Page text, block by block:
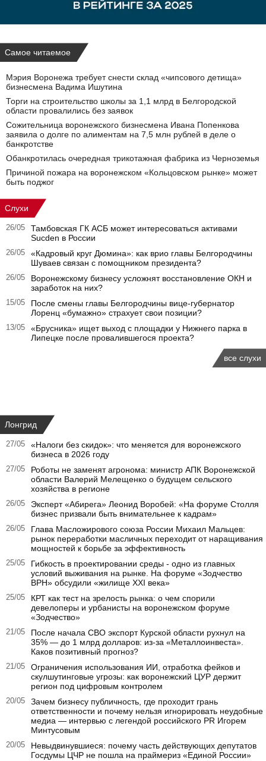
Самое читаемое
Мэрия Воронежа требует снести склад «чипсового детища»
бизнесмена Вадима Ишутина
Торги на строительство школы за 1,1 млрд в Белгородской
области провалились без заявок
Сожительница воронежского бизнесмена Ивана Попенкова
заявила о долге по алиментам на 7,5 млн рублей в деле о
банкротстве
Обанкротилась очередная трикотажная фабрика из Черноземья
Причиной пожара на воронежском «Кольцовском рынке» может
быть поджог
Слухи
26/05
Тамбовская ГК АСБ может интересоваться активами
Sucden в России
26/05
«Кадровый круг Дюмина»: как врио главы Белгородчины
Шуваев связан с помощником президента?
26/05
Воронежскому бизнесу усложнят восстановление ОКН и
заработок на них?
15/05
После смены главы Белгородчины вице-губернатор
Лоренц «бумажно» страхует свои позиции?
13/05
«Брусника» ищет выход с площадки у Нижнего парка в
Липецке после провалившегося проекта?
все слухи
Лонгрид
27/05
«Налоги без скидок»: что меняется для воронежского
бизнеса в 2026 году
27/05
Роботы не заменят агронома: министр АПК Воронежской
области Валерий Мелещенко о будущем сельского
хозяйства в регионе
26/05
Эксперт «Абирега» Леонид Воробей: «На форуме Столля
бизнес призвали быть внимательнее к кадрам»
26/05
Глава Масложирового союза России Михаил Мальцев:
рынок переработки масличных переходит от наращивания
мощностей к борьбе за эффективность
25/05
Гибкость в проектировании среды - одно из главных
условий выживания на рынке. На форуме «Зодчество
ВРН» обсудили «жилище XXI века»
25/05
КРТ как тест на зрелость рынка: о чем спорили
девелоперы и урбанисты на воронежском форуме
«Зодчество»
21/05
После начала СВО экспорт Курской области рухнул на
35% — до 1 млрд долларов: из-за «Металлоинвеста».
Каков позитивный прогноз?
21/05
Ограничения использования ИИ, отработка фейков и
скулшутинговые угрозы: как воронежский ЦУР держит
регион под цифровым контролем
20/05
Зачем бизнесу публичность, где проходит грань
ответственности и почему нельзя игнорировать неудобные
медиа — интервью с легендой российского PR Игорем
Минтусовым
20/05
Невыдвинувшиеся: почему часть действующих депутатов
Госдумы ЦЧР не пошла на праймериз «Единой России»